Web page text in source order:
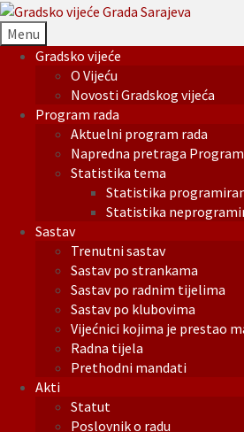
Menu
Gradsko vijeće
O Vijeću
Novosti Gradskog vijeća
Program rada
Aktuelni program rada
Napredna pretraga
Statistika tema
Statistika
Statistika
Sastav
Trenutni sastav
Sastav po strankama
Sastav po radnim tijelima
Sastav po klubovima
Vijećnici kojima je prestao
Radna tijela
Prethodni mandati
Akti
Statut
Poslovnik o radu